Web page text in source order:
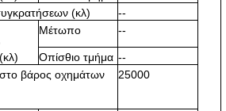
(κλ)
--
Μέτωπο --
Οπίσθιο τμήμα --
βάρος οχημάτων
25000